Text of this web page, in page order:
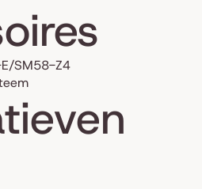
SM58-Z4